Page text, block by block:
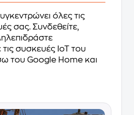
όλες τις
σας. Συνδεθείτε,
συσκευές IoT του
του Google Home και